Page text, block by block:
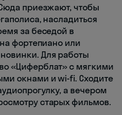
приезжают, чтобы
насладиться
за беседой в
фортепиано или
Для работы
«Циферблат» с мягкими
окнами и wi-fi. Сходите
а вечером
старых фильмов.